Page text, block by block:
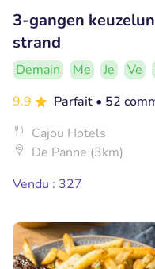
3-gangen
strand
Demain Me Je Ve
9.9
Parfait • 52
Cajou Hotels
De Panne (3km)
Vendu : 327